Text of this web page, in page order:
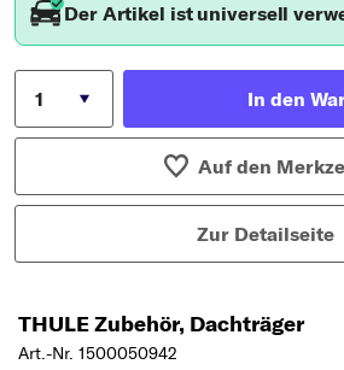
Der Artikel ist universell
In den
Auf den
Zur Detailseite
THULE Zubehör, Dachträger
Art.-Nr. 1500050942